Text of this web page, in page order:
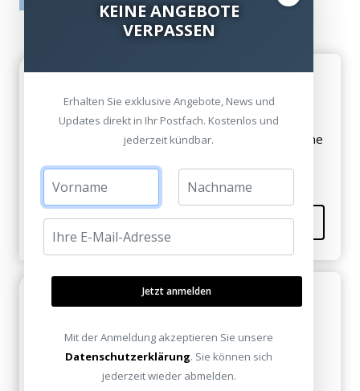
Hilfreich
Magdalena Schroeder am 18. April 2013
Ich hab noch einige Fragen, kann man euch auch eine
Kommentieren
Guter Beitrag!
KEINE ANGEBOTE
VERPASSEN
Erhalten Sie exklusive Angebote, News und
Updates direkt in Ihr Postfach. Kostenlos und
jederzeit kündbar.
Jetzt anmelden
Mit der Anmeldung akzeptieren Sie unsere
Datenschutzerklärung. Sie können sich
jederzeit wieder abmelden.